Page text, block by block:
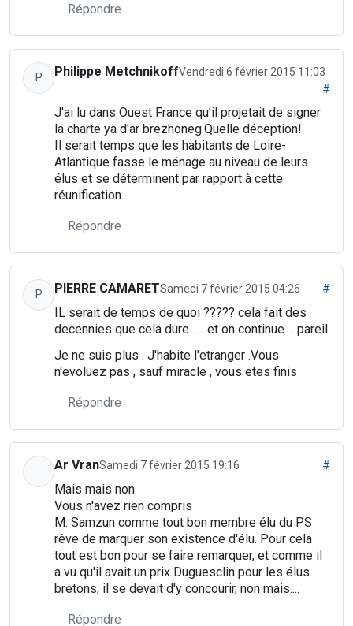
Répondre
P Philippe MetchnikoffVendredi 6 février 2015 11:03
#
J'ai lu dans Ouest France qu'il projetait de signer
la charte ya d'ar brezhoneg.Quelle déception!
Il serait temps que les habitants de Loire-
Atlantique fasse le ménage au niveau de leurs
élus et se déterminent par rapport à cette
réunification.
Répondre
P PIERRE CAMARETSamedi 7 février 2015 04:26 #
IL serait de temps de quoi ????? cela fait des
decennies que cela dure ..... et on continue.... pareil.
Je ne suis plus . J'habite l'etranger .Vous
n'evoluez pas , sauf miracle , vous etes finis
Répondre
Ar VranSamedi 7 février 2015 19:16 #
Mais mais non
Vous n'avez rien compris
M. Samzun comme tout bon membre élu du PS
rêve de marquer son existence d'élu. Pour cela
tout est bon pour se faire remarquer, et comme il
a vu qu'il avait un prix Duguesclin pour les élus
bretons, il se devait d'y concourir, non mais....
Répondre